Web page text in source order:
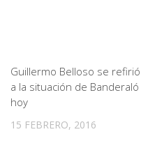
Guillermo Belloso se refirió
a la situación de Banderaló
hoy
15 FEBRERO, 2016